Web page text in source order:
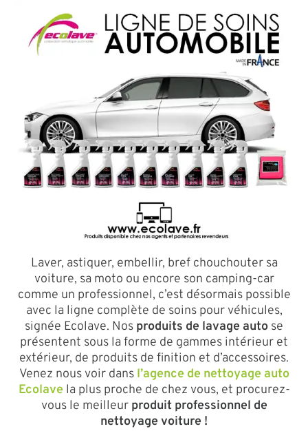
Laver, astiquer, embellir, bref chouchouter sa
voiture, sa moto ou encore son camping-car
comme un professionnel, c’est désormais possible
avec la ligne complète de soins pour véhicules,
signée Ecolave. Nos produits de lavage auto se
présentent sous la forme de gammes intérieur et
extérieur, de produits de finition et d’accessoires.
Venez nous voir dans l’agence de nettoyage auto
Ecolave la plus proche de chez vous, et procurez-
vous le meilleur produit professionnel de
nettoyage voiture !